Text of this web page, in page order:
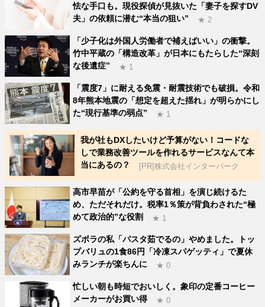
怯な手口も。現役探偵が見抜いた「妻子を探すDV
夫」の依頼に潜む“本当の狙い”
★ 2
「少子化は外国人労働者で補えばいい」の衝撃。
竹中平蔵の「構造改革」が日本にもたらした“深刻
な後遺症”
★ 1
「震度7」に耐える免震・耐震技術でも破損。令和
8年熊本地震の「想定を超えた揺れ」が明らかにし
た“現行基準の弱点”
★ 1
我が社もDXしたいけど予算がない！コードな
しで業務改善ツールを作れるサービスなんて本
当にあるの？
[PR]株式会社インターパーク
高市早苗が「公約を守る首相」を演じ続けるた
め、ただそれだけ。税率1％策が背負わされた“極
めて政治的”な役割
★ 1
ズボラの私「パスタ茹でるの」やめました。トッ
プバリュの1食86円「冷凍スパゲッティ」で夏休
みランチが楽ちんに
★ 0
忙しい朝も時短でおいしく。象印の定番コーヒー
メーカーがお買い得
★ 0